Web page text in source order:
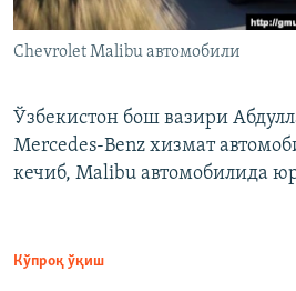
Chevrolet Malibu автомобили
Ўзбекистон бош вазири
Mercedes-Benz хизмат
кечиб, Malibu автомобилида
Кўпроқ ўқиш